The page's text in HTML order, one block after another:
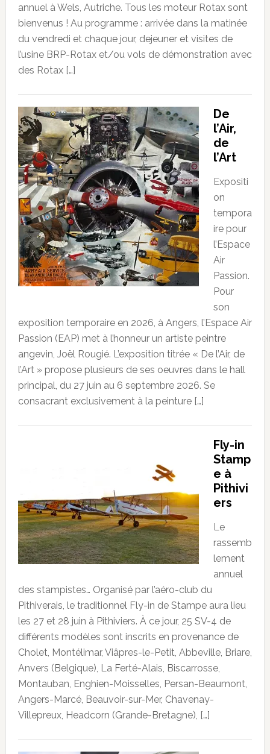
annuel à Wels, Autriche. Tous les moteur Rotax sont
bienvenus ! Au programme : arrivée dans la matinée
du vendredi et chaque jour, dejeuner et visites de
l’usine BRP-Rotax et/ou vols de démonstration avec
des Rotax […]
De
l’Air,
de
l’Art
Expositi
on
tempora
ire pour
l’Espace
Air
Passion.
Pour
son
exposition temporaire en 2026, à Angers, l’Espace Air
Passion (EAP) met à l’honneur un artiste peintre
angevin, Joël Rougié. L’exposition titrée « De l’Air, de
l’Art » propose plusieurs de ses oeuvres dans le hall
principal, du 27 juin au 6 septembre 2026. Se
consacrant exclusivement à la peinture […]
Fly-in
Stamp
e à
Pithivi
ers
Le
rassemb
lement
annuel
des stampistes… Organisé par l’aéro-club du
Pithiverais, le traditionnel Fly-in de Stampe aura lieu
les 27 et 28 juin à Pithiviers. À ce jour, 25 SV-4 de
différents modèles sont inscrits en provenance de
Cholet, Montélimar, Viâpres-le-Petit, Abbeville, Briare,
Anvers (Belgique), La Ferté-Alais, Biscarrosse,
Montauban, Enghien-Moisselles, Persan-Beaumont,
Angers-Marcé, Beauvoir-sur-Mer, Chavenay-
Villepreux, Headcorn (Grande-Bretagne), […]